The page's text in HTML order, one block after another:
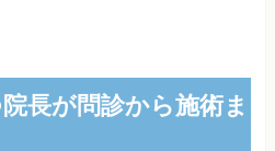
長が問診から施術ま